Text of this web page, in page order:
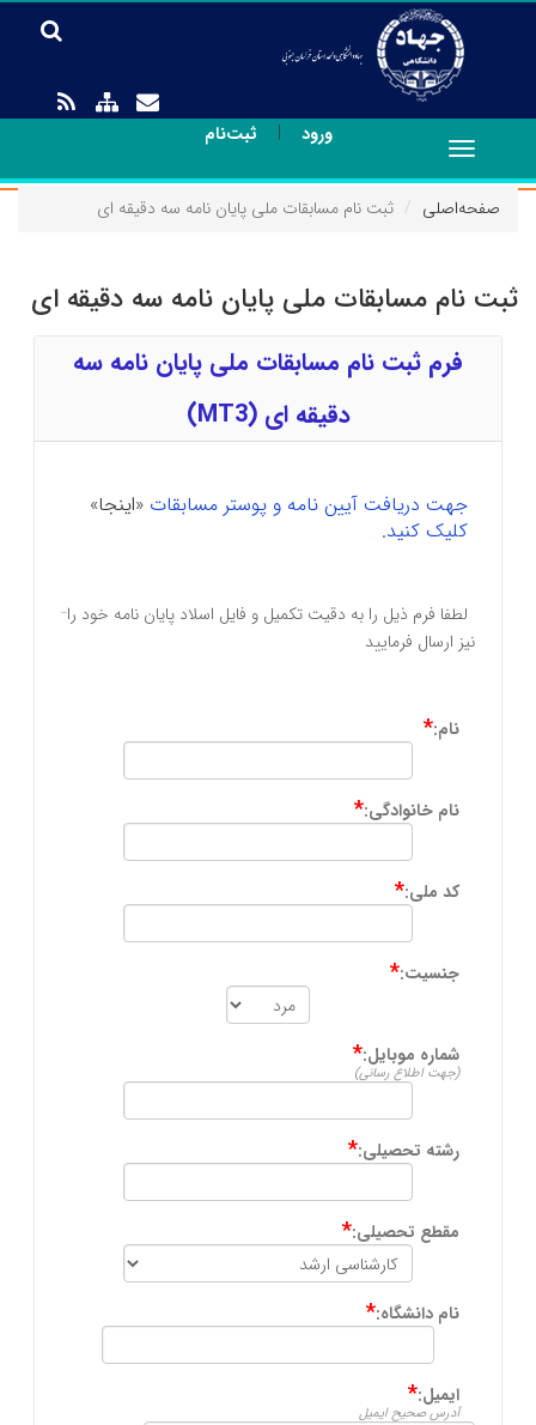
ورود | ثبت‌نام
Toggle
navigation
صفحه‌اصلی
ثبت نام مسابقات ملی پایان نامه سه دقیقه ای
ثبت نام مسابقات ملی پایان نامه سه دقیقه ای
فرم ثبت نام مسابقات ملی پایان نامه سه
دقیقه ای (MT3)
جهت دریافت آیین نامه و پوستر مسابقات «اینجا»
کلیک کنید.
لطفا فرم ذیل را به دقیت تکمیل و فایل اسلاد پایان نامه خود را
نیز ارسال فرمایید
نام:*
نام خانوادگی:*
کد ملی:*
جنسیت:*
شماره موبایل:*
(جهت اطلاع رسانی)
رشته تحصیلی:*
مقطع تحصیلی:*
نام دانشگاه:*
ایمیل:*
آدرس صحیح ایمیل